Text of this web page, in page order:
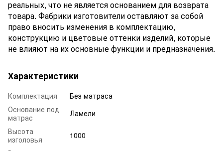
реальных, что не является основанием для возврата
товара. Фабрики изготовители оставляют за собой
право вносить изменения в комплектацию,
конструкцию и цветовые оттенки изделий, которые
не влияют на их основные функции и предназначения.
Характеристики
Комплектация
Без матраса
Основание под
матрас
Ламели
Высота
изголовья
1000